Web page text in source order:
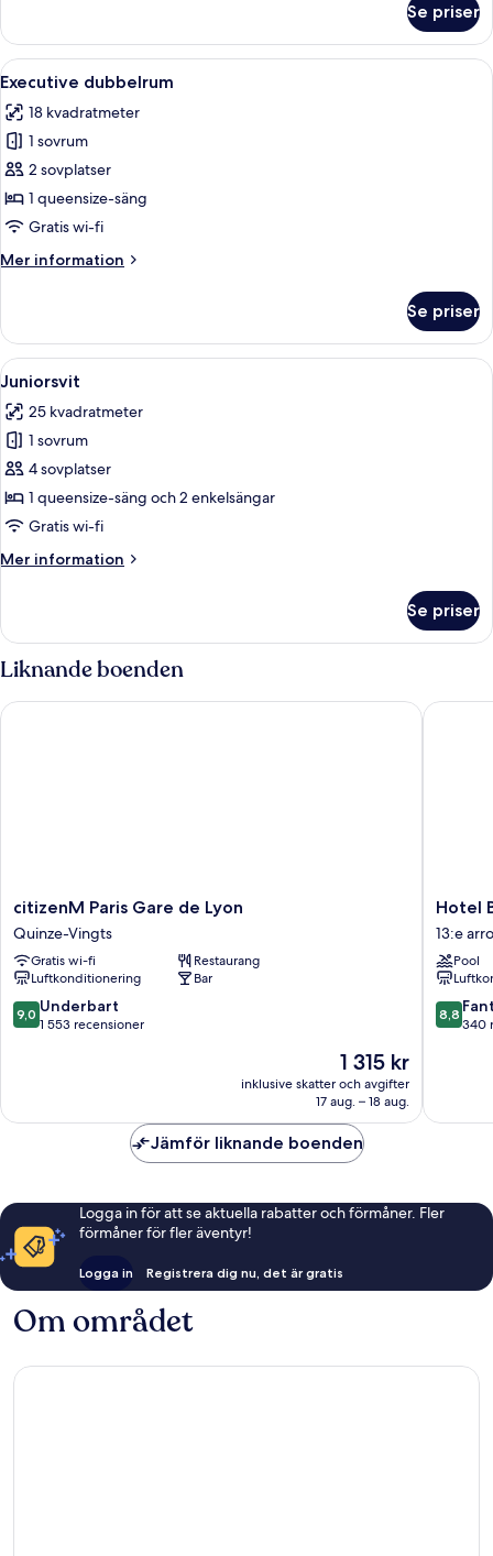
dubbelrum
Se priser
Öppna
alla
foton
för
Executive
dubbelrum
Ett hotellrum med en stor säng, ett
4
Executive dubbelrum
18 kvadratmeter
1 sovrum
2 sovplatser
1 queensize-säng
Gratis wi-fi
Mer information
Mer
dubbelrum
Se priser
Öppna
alla
foton
för
Juniorsvit
En snyggt bäddad säng med ett
7
Juniorsvit
25 kvadratmeter
1 sovrum
4 sovplatser
1 queensize-säng och 2 enkelsängar
Gratis wi-fi
Mer information
Mer
Se priser
Liknande boenden
citizenM
Paris
Gare
de
Lyon
Quinze-
Vingts
citizenM Paris Gare de Lyon
Quinze-Vingts
Gratis wi-fi
Restaurang
Luftkonditionering
Bar
9.0
av
9,0 Underbart
1 553 recensioner
Priset
1 315 kr
1 315 kr
inklusive skatter och avgifter
17 aug. – 18 aug.
citizenM Paris Gare de Lyon
Hotel
B55
13:e
Hotel
13:e
Pool
8.8
av
8,8
340
Hotel
Jämför liknande boenden
Logga in för att se aktuella rabatter och förmåner. Fler
förmåner för fler äventyr!
Logga in Registrera dig nu, det är gratis
Om området